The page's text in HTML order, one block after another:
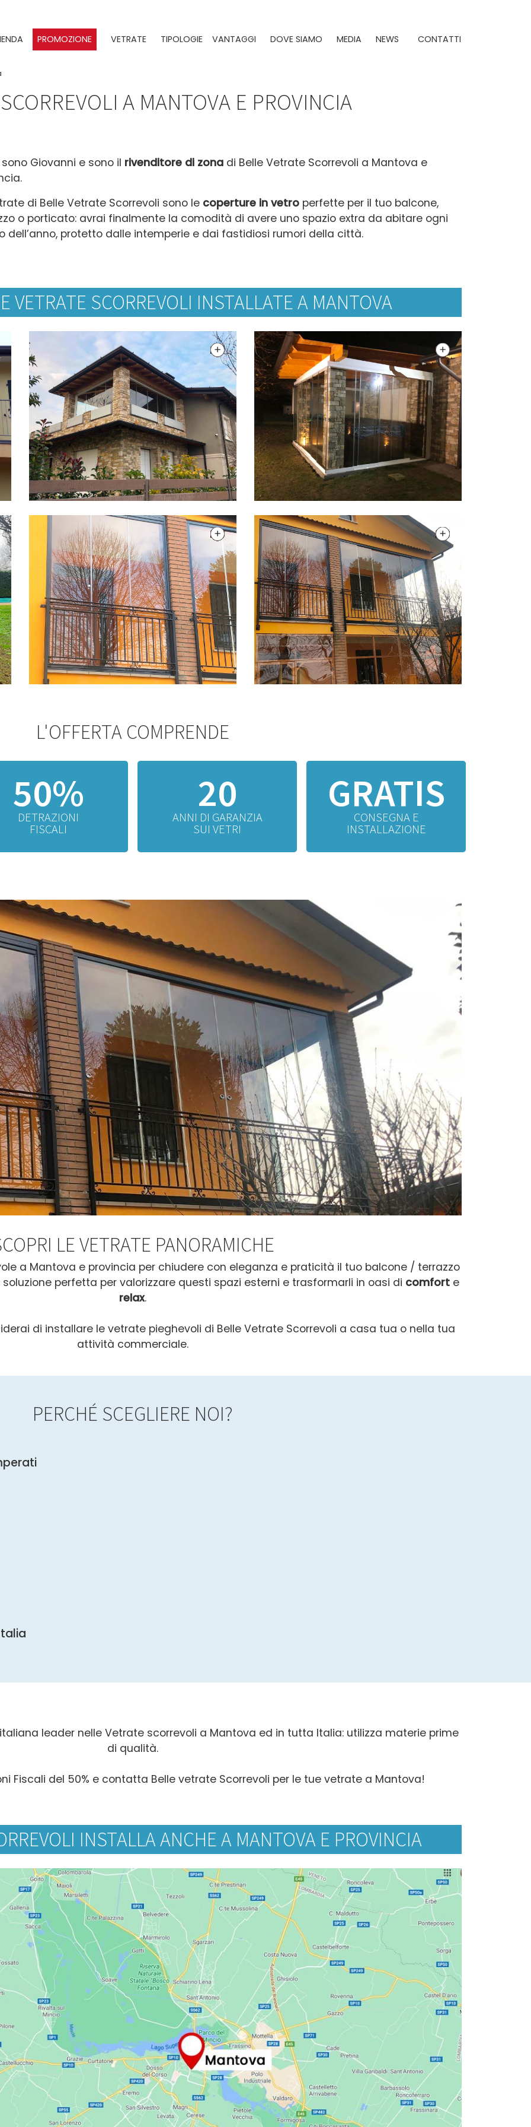
PROMOZIONE VETRATE TIPOLOGIE VANTAGGI DOVE SIAMO MEDIA NEWS CONTATTI
A MANTOVA E PROVINCIA
Giovanni e sono il rivenditore di zona di Belle Vetrate Scorrevoli a Mantova e
di Belle Vetrate Scorrevoli sono le coperture in vetro perfette per il tuo balcone,
o porticato: avrai finalmente la comodità di avere uno spazio extra da abitare ogni
dell’anno, protetto dalle intemperie e dai fastidiosi rumori della città.
VETRATE SCORREVOLI INSTALLATE A MANTOVA
L'OFFERTA COMPRENDE
50%
DETRAZIONI
FISCALI
20
ANNI DI GARANZIA
SUI VETRI
GRATIS
CONSEGNA E
INSTALLAZIONE
LE VETRATE PANORAMICHE
a Mantova e provincia per chiudere con eleganza e praticità il tuo balcone / terrazzo
perfetta per valorizzare questi spazi esterni e trasformarli in oasi di comfort e
relax.
di installare le vetrate pieghevoli di Belle Vetrate Scorrevoli a casa tua o nella tua
attività commerciale.
PERCHÉ SCEGLIERE NOI?
leader nelle Vetrate scorrevoli a Mantova ed in tutta Italia: utilizza materie prime
di qualità.
Fiscali del 50% e contatta Belle vetrate Scorrevoli per le tue vetrate a Mantova!
INSTALLA ANCHE A MANTOVA E PROVINCIA